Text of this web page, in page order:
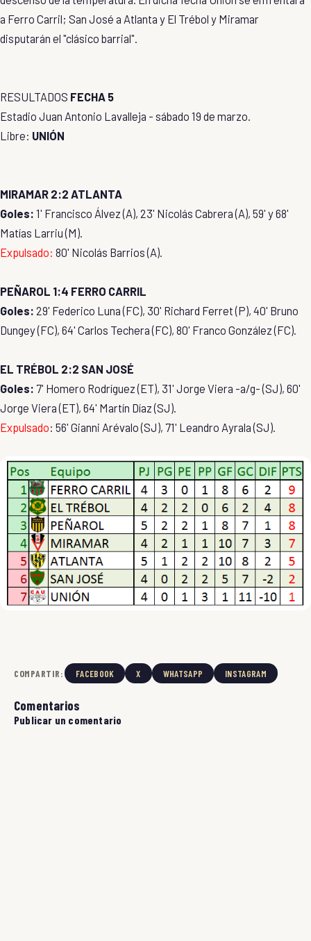
a Ferro Carril; San José a Atlanta y El Trébol y Miramar
disputarán el "clásico barrial".
RESULTADOS FECHA 5
Estadio Juan Antonio Lavalleja - sábado 19 de marzo.
Libre: UNIÓN
MIRAMAR 2:2 ATLANTA
Goles: 1' Francisco Álvez (A), 23' Nicolás Cabrera (A), 59' y 68'
Matías Larriu (M).
Expulsado: 80' Nicolás Barrios (A).
PEÑAROL 1:4 FERRO CARRIL
Goles: 29' Federico Luna (FC), 30' Richard Ferret (P), 40' Bruno
Dungey (FC), 64' Carlos Techera (FC), 80' Franco González (FC).
EL TRÉBOL 2:2 SAN JOSÉ
Goles: 7' Homero Rodríguez (ET), 31' Jorge Viera -a/g- (SJ), 60'
Jorge Viera (ET), 64' Martín Díaz (SJ).
Expulsado: 56' Gianni Arévalo (SJ), 71' Leandro Ayrala (SJ).
COMPARTIR: FACEBOOK X WHATSAPP INSTAGRAM
Comentarios
Publicar un comentario